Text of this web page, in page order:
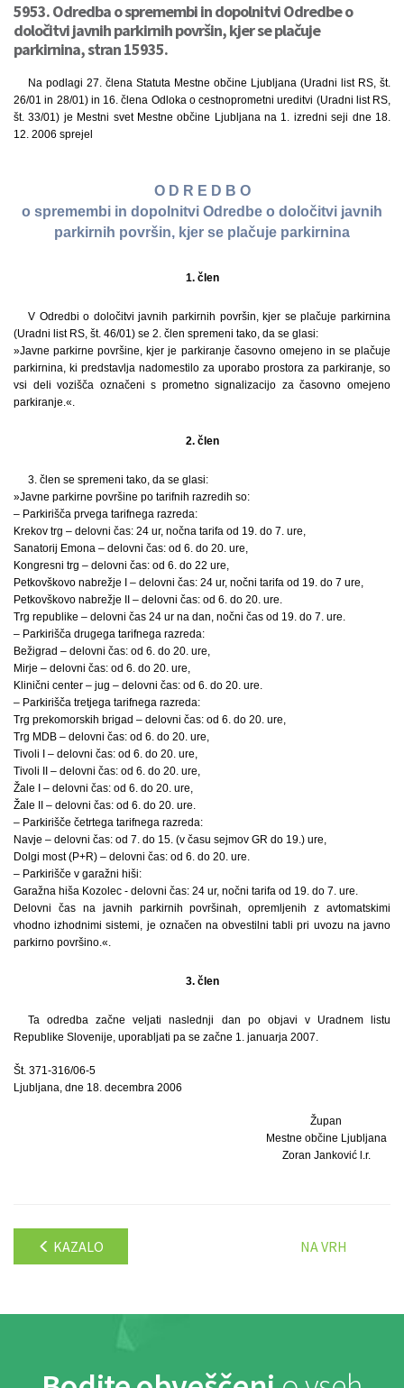
5953. Odredba o spremembi in dopolnitvi Odredbe o
določitvi javnih parkirnih površin, kjer se plačuje
parkirnina, stran 15935.
Na podlagi 27. člena Statuta Mestne občine Ljubljana (Uradni list RS, št.
26/01 in 28/01) in 16. člena Odloka o cestnoprometni ureditvi (Uradni list RS,
št. 33/01) je Mestni svet Mestne občine Ljubljana na 1. izredni seji dne 18.
12. 2006 sprejel
O D R E D B O
o spremembi in dopolnitvi Odredbe o določitvi javnih
parkirnih površin, kjer se plačuje parkirnina
1. člen
V Odredbi o določitvi javnih parkirnih površin, kjer se plačuje parkirnina
(Uradni list RS, št. 46/01) se 2. člen spremeni tako, da se glasi:
»Javne parkirne površine, kjer je parkiranje časovno omejeno in se plačuje
parkirnina, ki predstavlja nadomestilo za uporabo prostora za parkiranje, so
vsi deli vozišča označeni s prometno signalizacijo za časovno omejeno
parkiranje.«.
2. člen
3. člen se spremeni tako, da se glasi:
»Javne parkirne površine po tarifnih razredih so:
– Parkirišča prvega tarifnega razreda:
Krekov trg – delovni čas: 24 ur, nočna tarifa od 19. do 7. ure,
Sanatorij Emona – delovni čas: od 6. do 20. ure,
Kongresni trg – delovni čas: od 6. do 22 ure,
Petkovškovo nabrežje I – delovni čas: 24 ur, nočni tarifa od 19. do 7 ure,
Petkovškovo nabrežje II – delovni čas: od 6. do 20. ure.
Trg republike – delovni čas 24 ur na dan, nočni čas od 19. do 7. ure.
– Parkirišča drugega tarifnega razreda:
Bežigrad – delovni čas: od 6. do 20. ure,
Mirje – delovni čas: od 6. do 20. ure,
Klinični center – jug – delovni čas: od 6. do 20. ure.
– Parkirišča tretjega tarifnega razreda:
Trg prekomorskih brigad – delovni čas: od 6. do 20. ure,
Trg MDB – delovni čas: od 6. do 20. ure,
Tivoli I – delovni čas: od 6. do 20. ure,
Tivoli II – delovni čas: od 6. do 20. ure,
Žale I – delovni čas: od 6. do 20. ure,
Žale II – delovni čas: od 6. do 20. ure.
– Parkirišče četrtega tarifnega razreda:
Navje – delovni čas: od 7. do 15. (v času sejmov GR do 19.) ure,
Dolgi most (P+R) – delovni čas: od 6. do 20. ure.
– Parkirišče v garažni hiši:
Garažna hiša Kozolec - delovni čas: 24 ur, nočni tarifa od 19. do 7. ure.
Delovni čas na javnih parkirnih površinah, opremljenih z avtomatskimi
vhodno izhodnimi sistemi, je označen na obvestilni tabli pri uvozu na javno
parkirno površino.«.
3. člen
Ta odredba začne veljati naslednji dan po objavi v Uradnem listu
Republike Slovenije, uporabljati pa se začne 1. januarja 2007.
Št. 371-316/06-5
Ljubljana, dne 18. decembra 2006
Župan
Mestne občine Ljubljana
Zoran Janković l.r.
KAZALO NA VRH